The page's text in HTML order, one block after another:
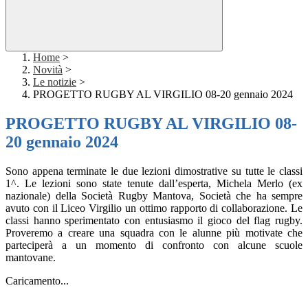
Home >
Novità >
Le notizie >
PROGETTO RUGBY AL VIRGILIO 08-20 gennaio 2024
PROGETTO RUGBY AL VIRGILIO 08-
20 gennaio 2024
Sono appena terminate le due lezioni dimostrative su tutte le classi
1^. Le lezioni sono state tenute dall’esperta, Michela Merlo (ex
nazionale) della Società Rugby Mantova, Società che ha sempre
avuto con il Liceo Virgilio un ottimo rapporto di collaborazione. Le
classi hanno sperimentato con entusiasmo il gioco del flag rugby.
Proveremo a creare una squadra con le alunne più motivate che
parteciperà a un momento di confronto con alcune scuole
mantovane.
Caricamento...